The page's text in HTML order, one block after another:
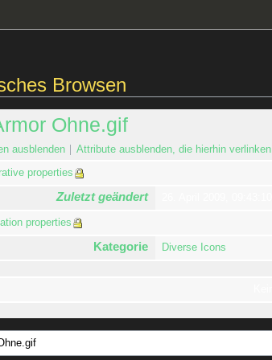
Browsen
Ohne.gif
ausblenden Attribute ausblenden, die hierhin verlinken
properties
Zuletzt geändert
properties
Kategorie Diverse Icons